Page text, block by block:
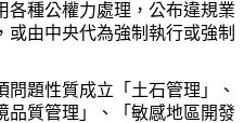
各種公權力處理，公布違規業
由中央代為強制執行或強制
題性質成立「土石管理」、
品質管理」、「敏感地區開發